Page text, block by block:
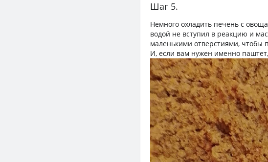
Шаг 5.
Немного охладить печень с
водой не вступил в реакцию и
маленькими отверстиями, чтобы
И, если вам нужен именно